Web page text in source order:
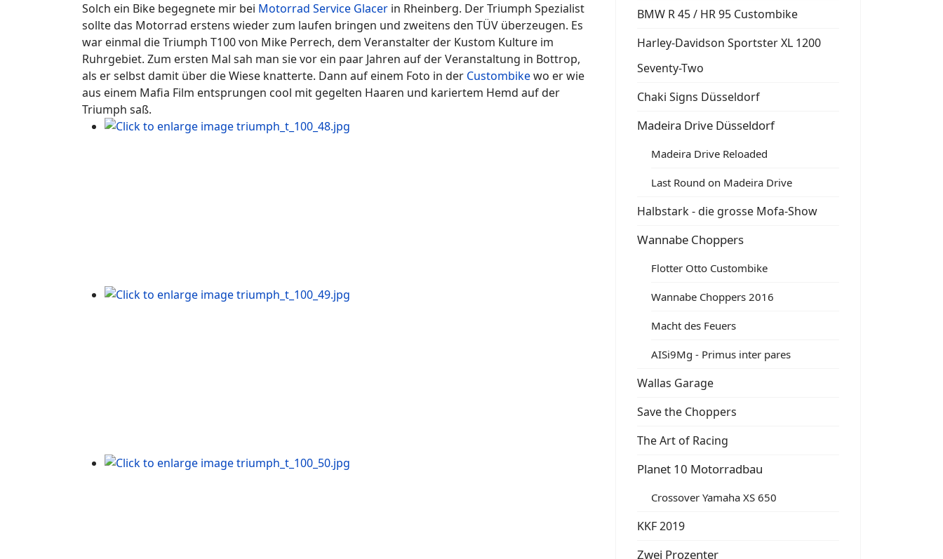
Solch ein Bike begegnete mir bei Motorrad Service Glacer in Rheinberg. Der Triumph Spezialist
sollte das Motorrad erstens wieder zum laufen bringen und zweitens den TÜV überzeugen. Es
war einmal die Triumph T100 von Mike Perrech, dem Veranstalter der Kustom Kulture im
Ruhrgebiet. Zum ersten Mal sah man sie vor ein paar Jahren auf der Veranstaltung in Bottrop,
als er selbst damit über die Wiese knatterte. Dann auf einem Foto in der Custombikewo er wie
aus einem Mafia Film entsprungen cool mit gegelten Haaren und kariertem Hemd auf der
Triumph saß.
BMW R 45 / HR 95 Custombike
Harley-Davidson Sportster XL 1200
Seventy-Two
Chaki Signs Düsseldorf
Madeira Drive Düsseldorf
Madeira Drive Reloaded
Last Round on Madeira Drive
Halbstark - die grosse Mofa-Show
Wannabe Choppers
Flotter Otto Custombike
Wannabe Choppers 2016
Macht des Feuers
AISi9Mg - Primus inter pares
Wallas Garage
Save the Choppers
The Art of Racing
Planet 10 Motorradbau
Crossover Yamaha XS 650
KKF 2019
Zwei Prozenter